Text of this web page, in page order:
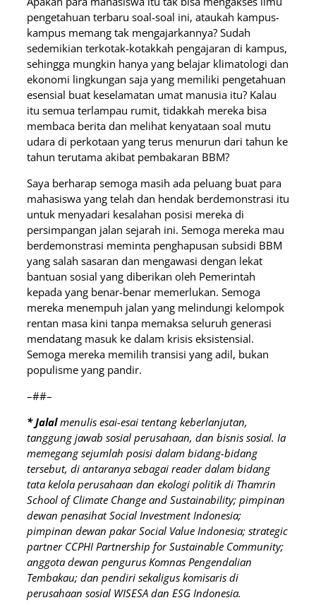
pengetahuan terbaru soal-soal ini, ataukah kampus-
kampus memang tak mengajarkannya? Sudah
sedemikian terkotak-kotakkah pengajaran di kampus,
sehingga mungkin hanya yang belajar klimatologi dan
ekonomi lingkungan saja yang memiliki pengetahuan
esensial buat keselamatan umat manusia itu? Kalau
itu semua terlampau rumit, tidakkah mereka bisa
membaca berita dan melihat kenyataan soal mutu
udara di perkotaan yang terus menurun dari tahun ke
tahun terutama akibat pembakaran BBM?
Saya berharap semoga masih ada peluang buat para
mahasiswa yang telah dan hendak berdemonstrasi itu
untuk menyadari kesalahan posisi mereka di
persimpangan jalan sejarah ini. Semoga mereka mau
berdemonstrasi meminta penghapusan subsidi BBM
yang salah sasaran dan mengawasi dengan lekat
bantuan sosial yang diberikan oleh Pemerintah
kepada yang benar-benar memerlukan. Semoga
mereka menempuh jalan yang melindungi kelompok
rentan masa kini tanpa memaksa seluruh generasi
mendatang masuk ke dalam krisis eksistensial.
Semoga mereka memilih transisi yang adil, bukan
populisme yang pandir.
–##–
* Jalalmenulis esai-esai tentang keberlanjutan,
tanggung jawab sosial perusahaan, dan bisnis sosial. Ia
memegang sejumlah posisi dalam bidang-bidang
tersebut, di antaranya sebagai reader dalam bidang
tata kelola perusahaan dan ekologi politik di Thamrin
School of Climate Change and Sustainability; pimpinan
dewan penasihat Social Investment Indonesia;
pimpinan dewan pakar Social Value Indonesia; strategic
partner CCPHI Partnership for Sustainable Community;
anggota dewan pengurus Komnas Pengendalian
Tembakau; dan pendiri sekaligus komisaris di
perusahaan sosial WISESA dan ESG Indonesia.